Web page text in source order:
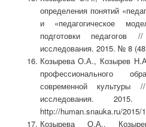
определения понятий
и «педагогическое
подготовки педагогов
исследования. 2015. № 8
Козырева О.А., Козырев
профессионального
современной культуры
исследования.
http://human.snauka.ru/2015/
Козырева О.А.,